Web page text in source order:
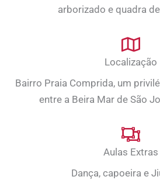
arborizado e quadra
Localização
Bairro Praia Comprida, um
entre a Beira Mar de São
Aulas Extras
Dança, capoeira e